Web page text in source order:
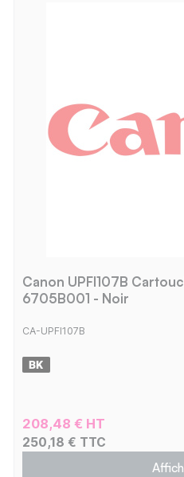
Canon UPFI107B
6705B001 - Noir
CA-UPFI107B
208,48 € HT
250,18 € TTC